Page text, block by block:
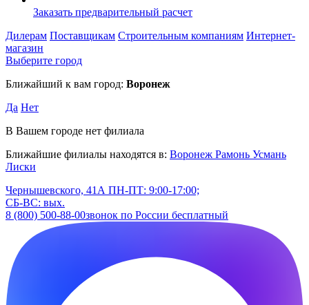
Заказать предварительный расчет
Дилерам Поставщикам Строительным компаниям Интернет-
магазин
Выберите город
Ближайший к вам город: Воронеж
Да Нет
В Вашем городе нет филиала
Ближайшие филиалы находятся в: Воронеж Рамонь Усмань
Лиски
Чернышевского, 41А ПН-ПТ: 9:00-17:00;
СБ-ВС: вых.
8 (800) 500-88-00звонок по России бесплатный